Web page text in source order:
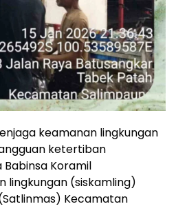
keamanan lingkungan
ketertiban
Koramil
lingkungan (siskamling)
Kecamatan